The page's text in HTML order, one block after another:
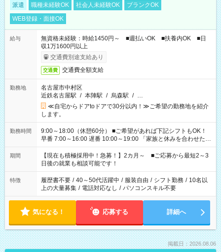
派遣 職種未経験OK 社会人未経験OK
ブランクOK
WEB登録・面接OK
給与
無資格未経験：時給1450円～ ■週払いOK ■扶養内OK ■日
収1万1600円以上
交通費別途支給あり
交通費 交通費全額支給
勤務地
名古屋市中村区
近鉄名古屋駅 / 本陣駅 / 烏森駅 / …
≪自宅からドアtoドアで30分以内！≫ご希望の勤務地を紹介
します。
勤務時間
9:00～18:00（休憩60分） ■ご希望があれば下記シフトもOK！
早番 7:00～16:00 遅番 10:00～19:00 「家族と休みを合わせた
い」 「余裕を持って夕飯の準備がしたい」 「できれば残業はし
たくない」 など、ご希望を教えてくださいね。 ※Wワーク希望
の方へ 今ご覧のお仕事で希望する勤務時間と、もう1つのお仕事
の勤務時間。 合計で週40時間を超える場合は応募できません。
期間
【現在も積極採用中！急募！】2カ月～ ■ご応募から最短2～3
日後の就業も相談可能です！
特徴 履歴書不要 / 40～50代活躍中 / 服装自由 / シフト勤務 / 10名以
上の大量募集 / 電話対応なし / パソコンスキル不要
気になる！ 応募する 詳細へ
掲載日：2026.08.06